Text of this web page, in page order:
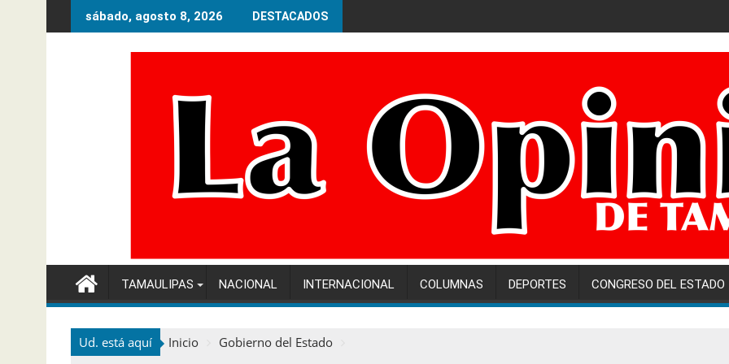
al
sábado, agosto 8, 2026 DESTACADOS
TAMAULIPAS NACIONAL INTERNACIONAL COLUMNAS DEPORTES CONGRESO DEL ESTADO
Ud. está aquí Inicio
Gobierno del Estado